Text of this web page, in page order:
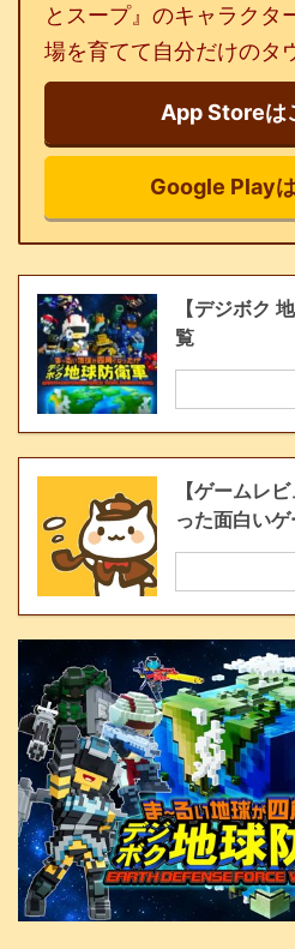
とスープ』のキャラクタ
場を育てて自分だけのタ
App Storeは
Google Play
【デジボク
覧
【ゲームレ
った面白い